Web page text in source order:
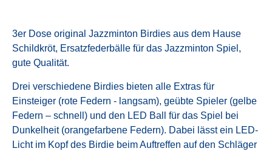
3er Dose original Jazzminton Birdies aus dem Hause
Schildkröt, Ersatzfederbälle für das Jazzminton Spiel,
gute Qualität.
Drei verschiedene Birdies bieten alle Extras für
Einsteiger (rote Federn - langsam), geübte Spieler (gelbe
Federn – schnell) und den LED Ball für das Spiel bei
Dunkelheit (orangefarbene Federn). Dabei lässt ein LED-
Licht im Kopf des Birdie beim Auftreffen auf den Schläger